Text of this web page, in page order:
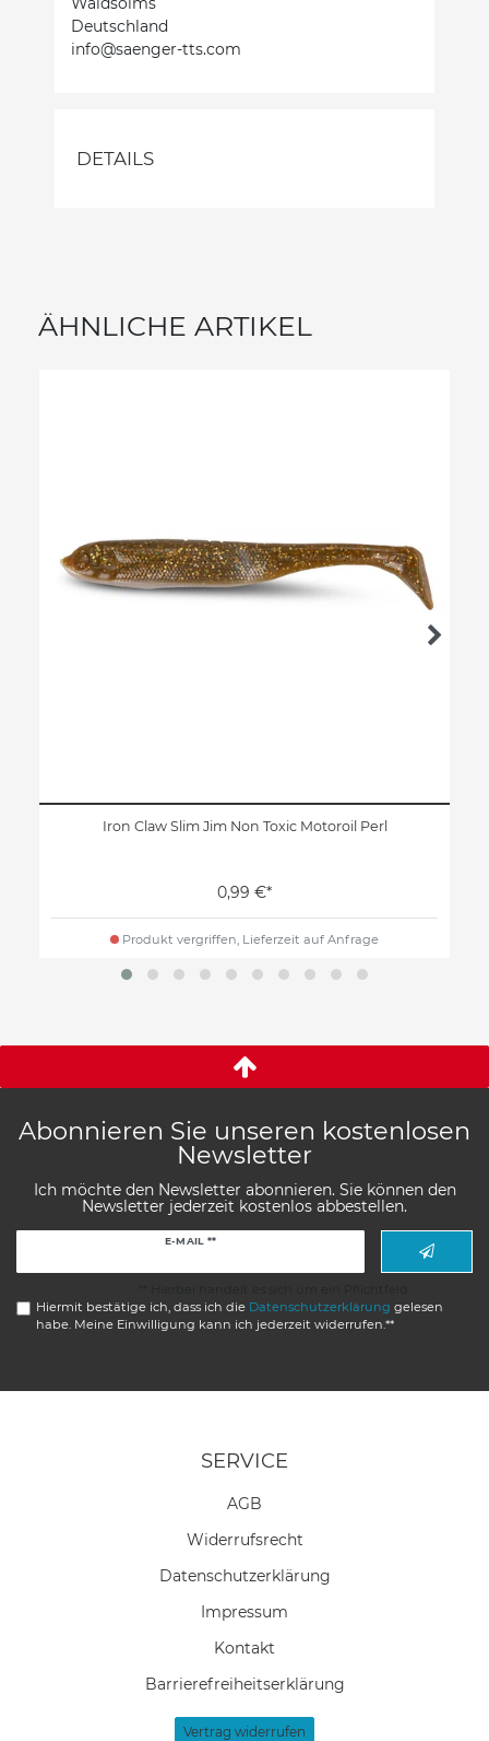
Deutschland
info@saenger-tts.com
DETAILS
ÄHNLICHE ARTIKEL
Iron Claw Slim Jim Non Toxic Motoroil Perl
0,99 €*
Produkt vergriffen, Lieferzeit auf Anfrage
Abonnieren Sie unseren kostenlosen
Newsletter
Ich möchte den Newsletter abonnieren. Sie können den
Newsletter jederzeit kostenlos abbestellen.
E-MAIL **
Hiermit bestätige ich, dass ich die Daten­schutz­erklärung gelesen
habe. Meine Einwilligung kann ich jederzeit widerrufen.**
SERVICE
AGB
Widerrufs­recht
Daten­schutz­erklärung
Impressum
Kontakt
Barrierefreiheitserklärung
Vertrag widerrufen